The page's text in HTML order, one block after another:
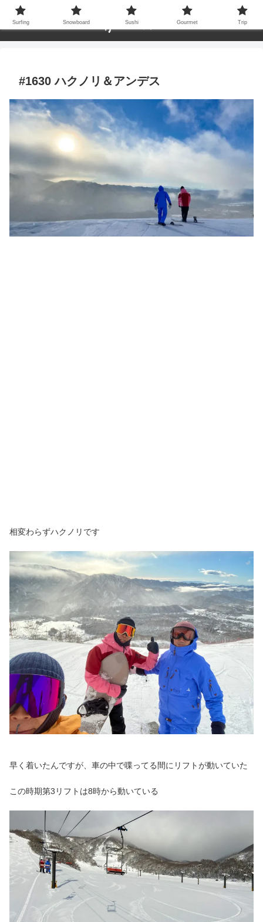
#1630 ハクノリ＆アンデス
相変わらずハクノリです
早く着いたんですが、車の中で喋ってる間にリフトが動いていた
この時期第3リフトは8時から動いている
Surfing Snowboard Sushi Gourmet Trip